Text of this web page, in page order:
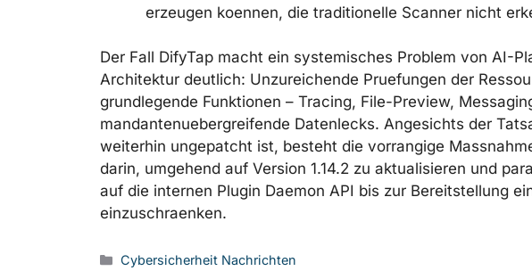
erzeugen koennen, die traditionelle Scanner nicht
Der Fall DifyTap macht ein systemisches Problem von AI-
Architektur deutlich: Unzureichende Pruefungen der
grundlegende Funktionen – Tracing, File-Preview,
mandantenuebergreifende Datenlecks. Angesichts der
weiterhin ungepatcht ist, besteht die vorrangige
darin, umgehend auf Version 1.14.2 zu aktualisieren und
auf die internen Plugin Daemon API bis zur Bereitstellung
einzuschraenken.
Kategorien
Cybersicherheit Nachrichten